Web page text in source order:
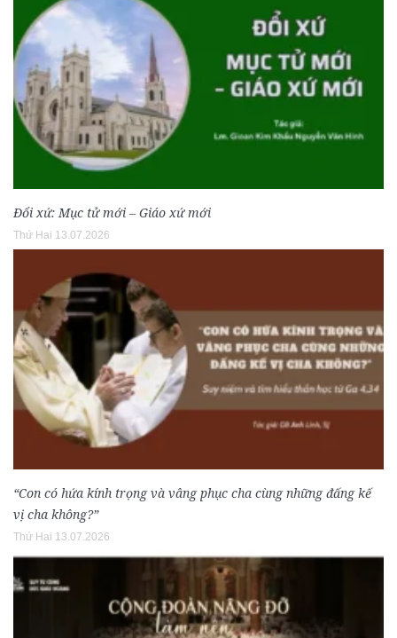
Đổi xứ: Mục tử mới – Giáo xứ mới
Thứ Hai 13.07.2026
“Con có hứa kính trọng và vâng phục cha cùng những đấng kế
vị cha không?”
Thứ Hai 13.07.2026